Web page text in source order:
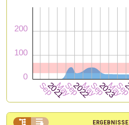
ERGEBNISSE
 